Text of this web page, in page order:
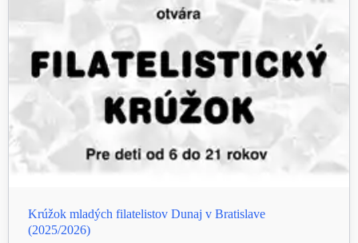
Krúžok mladých filatelistov Dunaj v Bratislave
(2025/2026)